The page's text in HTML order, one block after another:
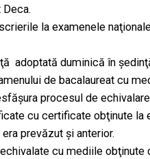
la examenele
adoptată duminică în
de bacalaureat cu
procesul de
cu certificate obţinute la
prevăzut şi anterior.
cu mediile obţinute